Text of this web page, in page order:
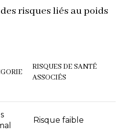
risques liés au poids
RISQUES DE SANTÉ
ASSOCIÉS
Risque faible